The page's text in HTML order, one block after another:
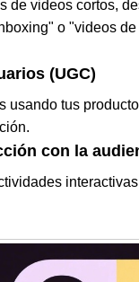
de videos cortos,
o "videos
(UGC)
usando tus
con la